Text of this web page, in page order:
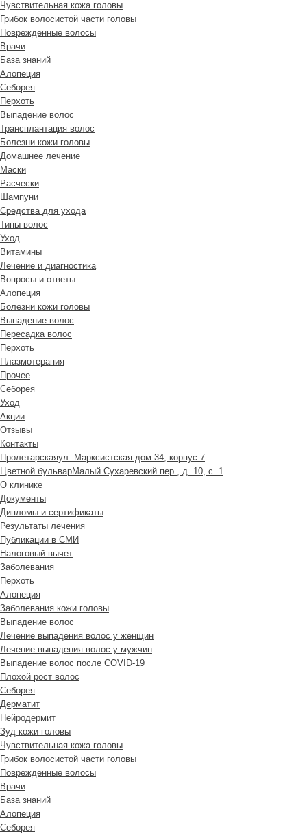
Чувствительная кожа головы
Грибок волосистой части головы
Поврежденные волосы
Врачи
База знаний
Алопеция
Себорея
Перхоть
Выпадение волос
Трансплантация волос
Болезни кожи головы
Домашнее лечение
Маски
Расчески
Шампуни
Средства для ухода
Типы волос
Уход
Витамины
Лечение и диагностика
Вопросы и ответы
Алопеция
Болезни кожи головы
Выпадение волос
Пересадка волос
Перхоть
Плазмотерапия
Прочее
Себорея
Уход
Акции
Отзывы
Контакты
Пролетарскаяул. Марксистская дом 34, корпус 7
Цветной бульварМалый Сухаревский пер., д. 10, с. 1
О клинике
Документы
Дипломы и сертификаты
Результаты лечения
Публикации в СМИ
Налоговый вычет
Заболевания
Перхоть
Алопеция
Заболевания кожи головы
Выпадение волос
Лечение выпадения волос у женщин
Лечение выпадения волос у мужчин
Выпадение волос после COVID-19
Плохой рост волос
Cеборея
Дерматит
Нейродермит
Зуд кожи головы
Чувствительная кожа головы
Грибок волосистой части головы
Поврежденные волосы
Врачи
База знаний
Алопеция
Себорея